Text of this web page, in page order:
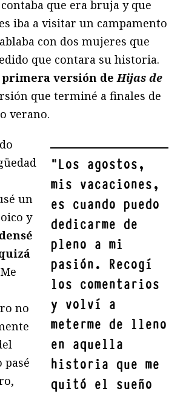
que era bruja y que
iba a visitar un campamento
con dos mujeres que
que contara su historia.
versión de Hijas de
que terminé a finales de
verano.
"Los agostos,
mis vacaciones,
es cuando puedo
dedicarme de
pleno a mi
pasión. Recogí
los comentarios
y volví a
meterme de lleno
en aquella
historia que me
quitó el sueño
un
y
no
pasé